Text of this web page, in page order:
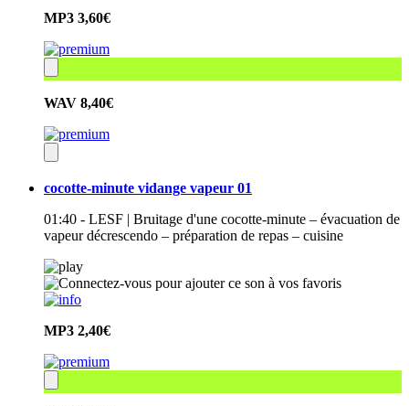
MP3 3,60€
WAV 8,40€
cocotte-minute vidange vapeur 01
01:40 - LESF | Bruitage d'une cocotte-minute – évacuation de
vapeur décrescendo – préparation de repas – cuisine
MP3 2,40€